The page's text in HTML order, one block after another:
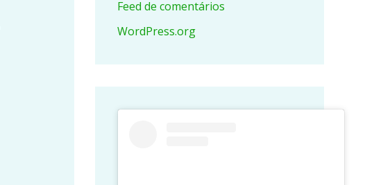
Feed de comentários
WordPress.org